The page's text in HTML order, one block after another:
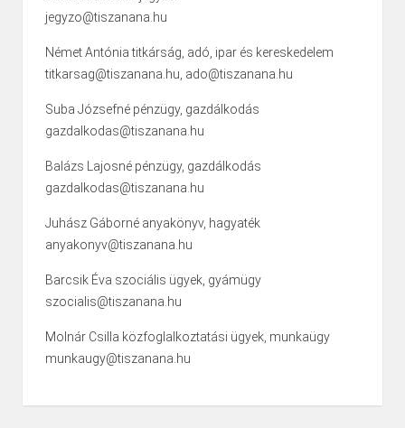
jegyzo@tiszanana.hu
Német Antónia titkárság, adó, ipar és kereskedelem
titkarsag@tiszanana.hu, ado@tiszanana.hu
Suba Józsefné pénzügy, gazdálkodás
gazdalkodas@tiszanana.hu
Balázs Lajosné pénzügy, gazdálkodás
gazdalkodas@tiszanana.hu
Juhász Gáborné anyakönyv, hagyaték
anyakonyv@tiszanana.hu
Barcsik Éva szociális ügyek, gyámügy
szocialis@tiszanana.hu
Molnár Csilla közfoglalkoztatási ügyek, munkaügy
munkaugy@tiszanana.hu